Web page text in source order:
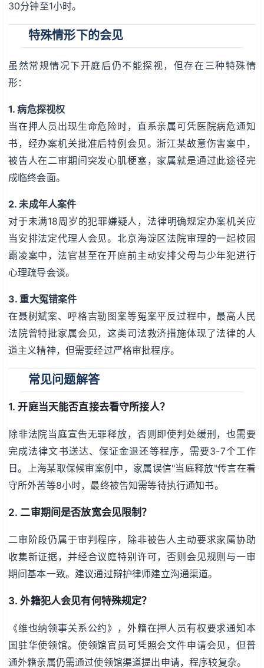
30分钟至1小时。
特殊情形下的会见
虽然常规情况下开庭后仍不能探视，但存在三种特殊情
形：
1. 病危探视权
当在押人员出现生命危险时，直系亲属可凭医院病危通知
书，经办案机关批准后特例会见。浙江某故意伤害案中，
被告人在二审期间突发心肌梗塞，家属就是通过此途径完
成临终会面。
2. 未成年人案件
对于未满18周岁的犯罪嫌疑人，法律明确规定办案机关应
当安排法定代理人会见。北京海淀区法院审理的一起校园
霸凌案中，法官甚至在开庭前主动安排父母与少年犯进行
心理疏导会谈。
3. 重大冤错案件
在聂树斌案、呼格吉勒图案等冤案平反过程中，最高人民
法院曾特批家属会见，这类司法救济措施体现了法律的人
道主义精神，但需要经过严格审批程序。
常见问题解答
1. 开庭当天能否直接去看守所接人？
除非法院当庭宣告无罪释放，否则即使判处缓刑，也需要
完成法律文书送达、保证金退还等程序，需要3-7个工作
日。上海某取保候审案例中，家属误信"当庭释放"传言在看
守所外苦等8小时，最终被告知需等待执行通知书。
2. 二审期间是否放宽会见限制？
二审阶段仍属于审判程序，除非被告人主动要求家属协助
收集新证据，并经合议庭特别许可，否则会见规则与一审
期间基本一致。建议通过辩护律师建立沟通渠道。
3. 外籍犯人会见有何特殊规定？
《维也纳领事关系公约》，外籍在押人员有权要求通知本
国驻华使领馆。使领馆官员可凭照会文件申请会见，但普
通外籍亲属仍需通过使领馆渠道提出申请，程序较复杂。